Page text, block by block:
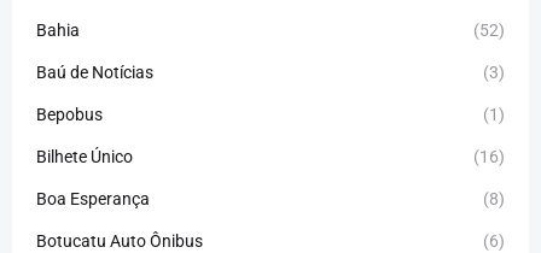
Bahia (52)
Baú de Notícias (3)
Bepobus (1)
Bilhete Único (16)
Boa Esperança (8)
Botucatu Auto Ônibus (6)